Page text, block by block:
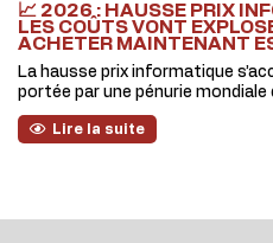
📈 2026 : HAUSSE PRIX
LES COÛTS VONT
ACHETER MAINTENANT
La hausse prix informatique
portée par une pénurie
Lire la suite